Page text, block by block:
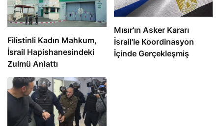
Filistinli Kadın Mahkum,
İsrail Hapishanesindeki
Zulmü Anlattı
Mısır’ın Asker Kararı
İsrail’le Koordinasyon
İçinde Gerçekleşmiş